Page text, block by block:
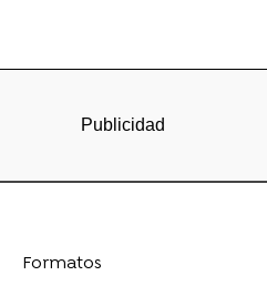
Formatos